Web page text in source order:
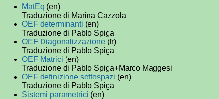
MatEq (en)
Traduzione di Marina Cazzola
OEF determinanti (en)
Traduzione di Pablo Spiga
OEF Diagonalizzazione (fr)
Traduzione di Pablo Spiga
OEF Matrici (en)
Traduzione di Pablo Spiga+Marco Maggesi
OEF definizione sottospazi (en)
Traduzione di Pablo Spiga
Sistemi parametrici (en)